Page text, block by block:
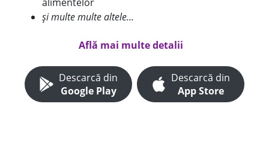
și multe multe altele...
Află mai multe detalii
Descarcă din
Google Play
Descarcă din
App Store